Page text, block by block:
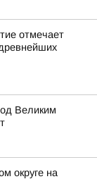
отмечает
Великим
округе на